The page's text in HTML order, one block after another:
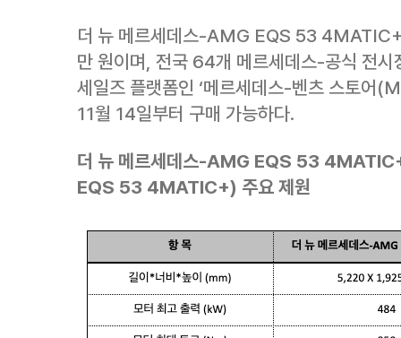
더 뉴 메르세데스-AMG EQS 53
만 원이며, 전국 64개 메르세데스-공식 전시
세일즈 플랫폼인 ‘메르세데스-벤츠 스토
11월 14일부터 구매 가능하다.
더 뉴 메르세데스-AMG EQS 53
EQS 53 4MATIC+) 주요 제원